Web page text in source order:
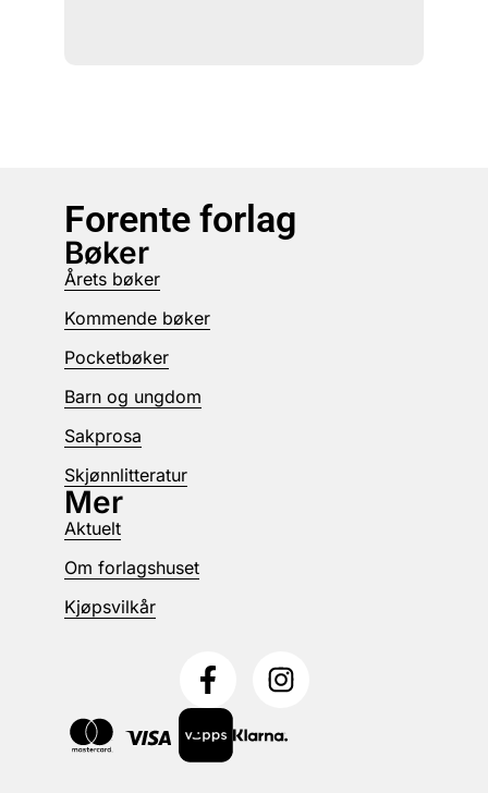
Forente forlag
Bøker
Årets bøker
Kommende bøker
Pocketbøker
Barn og ungdom
Sakprosa
Skjønnlitteratur
Mer
Aktuelt
Om forlagshuset
Kjøpsvilkår